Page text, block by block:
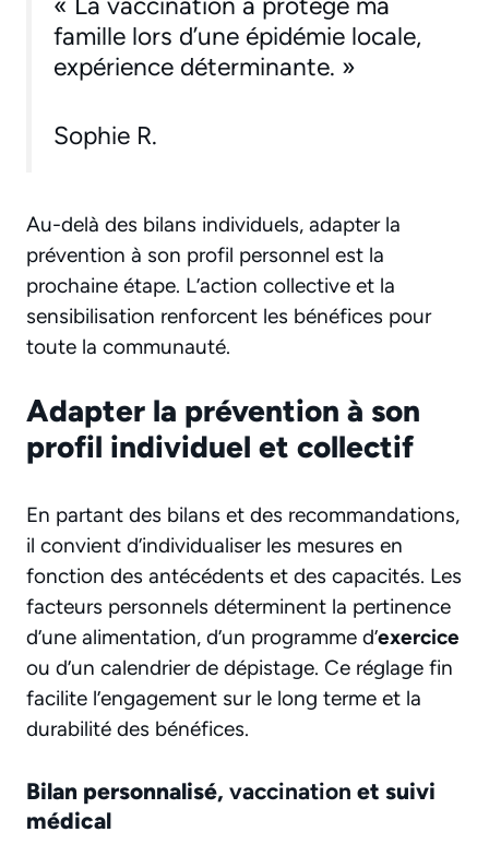
famille lors d’une épidémie locale,
expérience déterminante. »
Sophie R.
Au-delà des bilans individuels, adapter la
prévention à son profil personnel est la
prochaine étape. L’action collective et la
sensibilisation renforcent les bénéfices pour
toute la communauté.
Adapter la prévention à son
profil individuel et collectif
En partant des bilans et des recommandations,
il convient d’individualiser les mesures en
fonction des antécédents et des capacités. Les
facteurs personnels déterminent la pertinence
d’une alimentation, d’un programme d’exercice
ou d’un calendrier de dépistage. Ce réglage fin
facilite l’engagement sur le long terme et la
durabilité des bénéfices.
Bilan personnalisé, vaccination et suivi
médical